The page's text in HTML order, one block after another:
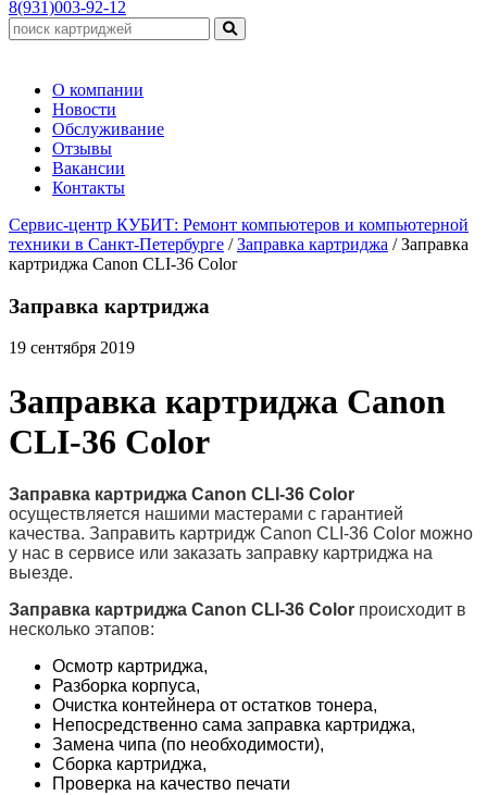
8(931)003-92-12
О компании
Новости
Обслуживание
Отзывы
Вакансии
Контакты
Сервис-центр КУБИТ: Ремонт компьютеров и компьютерной
техники в Санкт-Петербурге / Заправка картриджа / Заправка
картриджа Canon CLI-36 Color
Заправка картриджа
19 сентября 2019
Заправка картриджа Canon
CLI-36 Color
Заправка картриджа Canon CLI-36 Color
осуществляется нашими мастерами с гарантией
качества. Заправить картридж Canon CLI-36 Color можно
у нас в сервисе или заказать заправку картриджа на
выезде.
Заправка картриджа Canon CLI-36 Color происходит в
несколько этапов:
Осмотр картриджа,
Разборка корпуса,
Очистка контейнера от остатков тонера,
Непосредственно сама заправка картриджа,
Замена чипа (по необходимости),
Сборка картриджа,
Проверка на качество печати